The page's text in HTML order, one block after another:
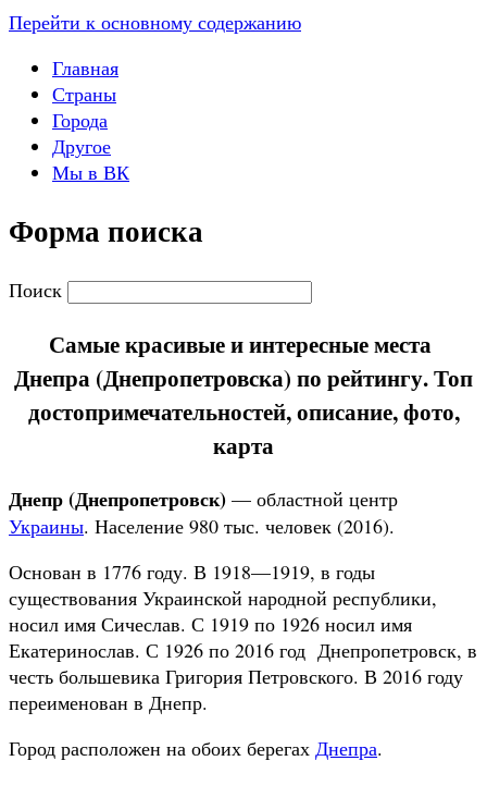
Перейти к основному содержанию
Главная
Страны
Города
Другое
Мы в ВК
Форма поиска
Поиск
Самые красивые и интересные места
Днепра (Днепропетровска) по рейтингу. Топ
достопримечательностей, описание, фото,
карта
Днепр (Днепропетровск) — областной центр
Украины. Население 980 тыс. человек (2016).
Основан в 1776 году. В 1918—1919, в годы
существования Украинской народной республики,
носил имя Сичеслав. С 1919 по 1926 носил имя
Екатеринослав. С 1926 по 2016 год Днепропетровск, в
честь большевика Григория Петровского. В 2016 году
переименован в Днепр.
Город расположен на обоих берегах Днепра.